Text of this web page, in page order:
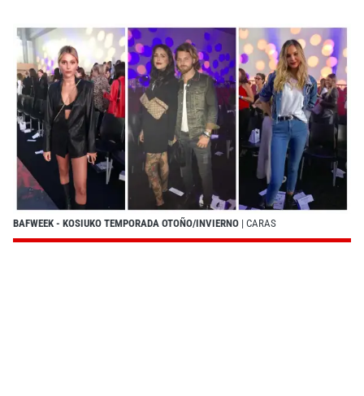
BAFWEEK - KOSIUKO TEMPORADA OTOÑO/INVIERNO | CARAS